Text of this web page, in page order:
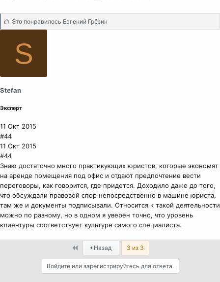
С
и
и
и
Это понравилось Евгений Грёзин
S
Stefan
Эксперт
11 Окт 2015
#44
11 Окт 2015
#44
Знаю достаточно много практикующих юристов, которые экономят
на аренде помещения под офис и отдают предпочтение вести
переговоры, как говорится, где придется. Доходило даже до того,
что обсуждали правовой спор непосредственно в машине юриста,
там же и документы подписывали. Относится к такой деятельности
можно по разному, но в одном я уверен точно, что уровень
клиентуры соответствует культуре самого специалиста.
First Назад 3 из 3
Войдите или зарегистрируйтесь для ответа.